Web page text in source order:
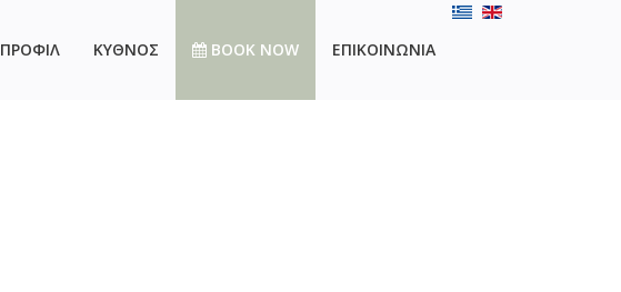
ΠΡΟΦΙΛ ΚΥΘΝΟΣ BOOK NOW ΕΠΙΚΟΙΝΩΝΙΑ